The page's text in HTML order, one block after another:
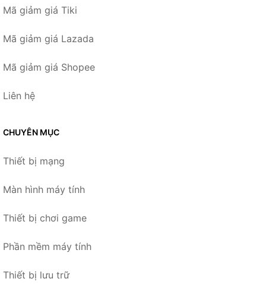
Mã giảm giá Tiki
Mã giảm giá Lazada
Mã giảm giá Shopee
Liên hệ
CHUYÊN MỤC
Thiết bị mạng
Màn hình máy tính
Thiết bị chơi game
Phần mềm máy tính
Thiết bị lưu trữ